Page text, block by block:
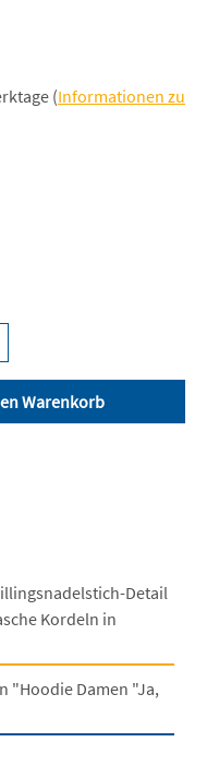
(Informationen zu
verfügbar.)
Wert
Warenkorb
Detail
Kordeln in
"Hoodie Damen "Ja,